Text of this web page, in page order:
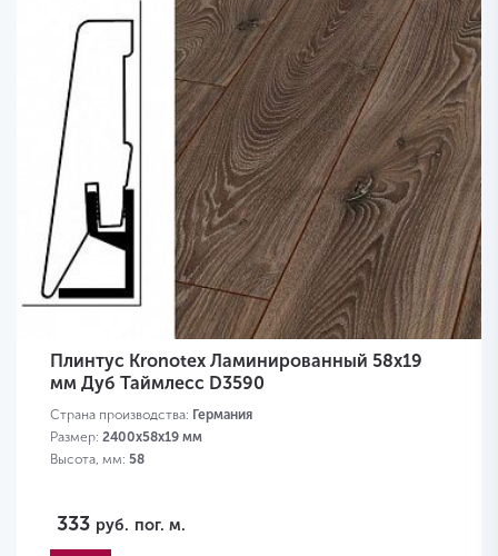
Плинтус Kronotex Ламинированный 58х19
мм Дуб Таймлесс D3590
Страна производства: Германия
Размер: 2400х58х19 мм
Высота, мм: 58
333 руб. пог. м.